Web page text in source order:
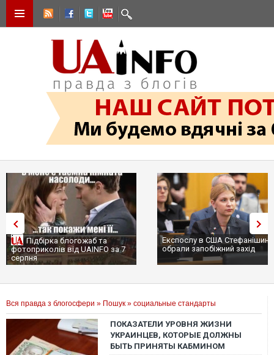
Підбірка блогожаб та
фотоприколів від UAINFO за 7
серпня
Експослу в США
обрали запобіжний захід
Вся правда з блогосфери » Пошук » социальные стандарты
ПОКАЗАТЕЛИ УРОВНЯ ЖИЗНИ
УКРАИНЦЕВ, КОТОРЫЕ ДОЛЖНЫ
БЫТЬ ПРИНЯТЫ КАБМИНОМ